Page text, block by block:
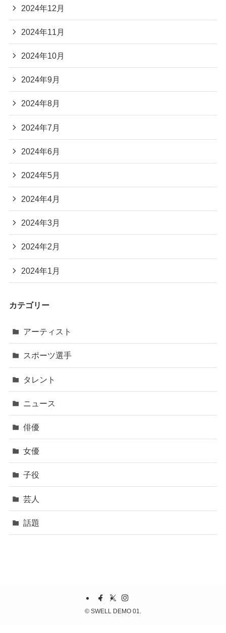
2024年12月
2024年11月
2024年10月
2024年9月
2024年8月
2024年7月
2024年6月
2024年5月
2024年4月
2024年3月
2024年2月
2024年1月
カテゴリー
アーティスト
スポーツ選手
タレント
ニュース
俳優
女優
子役
芸人
話題
© SWELL DEMO 01.